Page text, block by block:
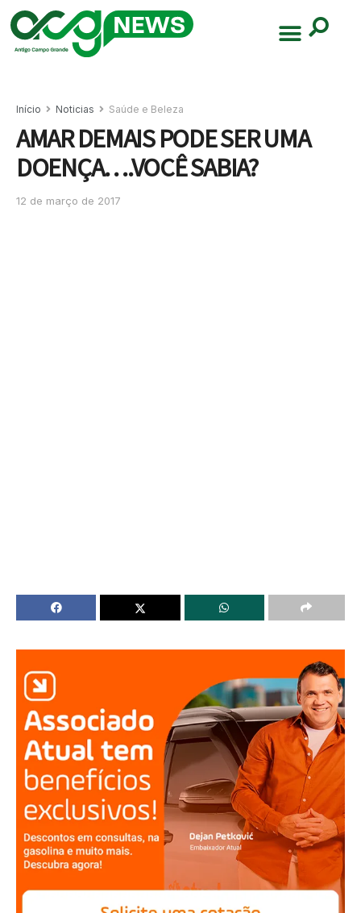
Início Noticias Saúde e Beleza
AMAR DEMAIS PODE SER UMA
DOENÇA….VOCÊ SABIA?
12 de março de 2017